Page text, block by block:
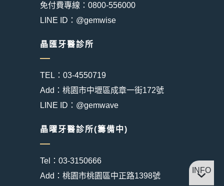
免付費專線：0800-556000
LINE ID：@gemwise
晶匯牙醫診所
TEL：03-4550719
Add：桃園市中壢區成章一街172號
LINE ID：@gemwave
晶曜牙醫診所(籌備中)
Tel：03-3150666
Add：桃園市桃園區中正路1398號
INFO